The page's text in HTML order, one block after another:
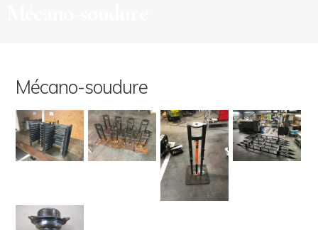
Mécano-soudure